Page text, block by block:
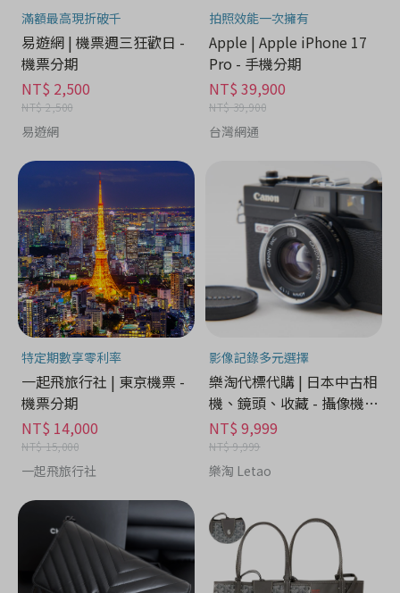
滿額最高現折破千
易遊網 | 機票週三狂歡日 -
機票分期
NT$ 2,500
NT$ 2,500
易遊網
拍照效能一次擁有
Apple | Apple iPhone 17
Pro - 手機分期
NT$ 39,900
NT$ 39,900
台灣網通
特定期數享零利率
一起飛旅行社 | 東京機票 -
機票分期
NT$ 14,000
NT$ 15,000
一起飛旅行社
影像記錄多元選擇
樂淘代標代購 | 日本中古相
機、鏡頭、收藏 - 攝像機分
期
NT$ 9,999
NT$ 9,999
樂淘 Letao